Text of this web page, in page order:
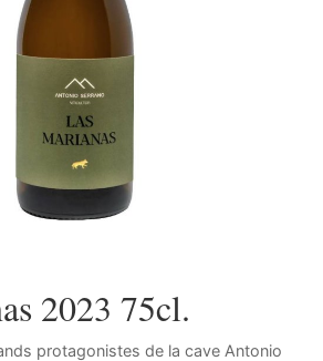
2023 75cl.
protagonistes de la cave Antonio